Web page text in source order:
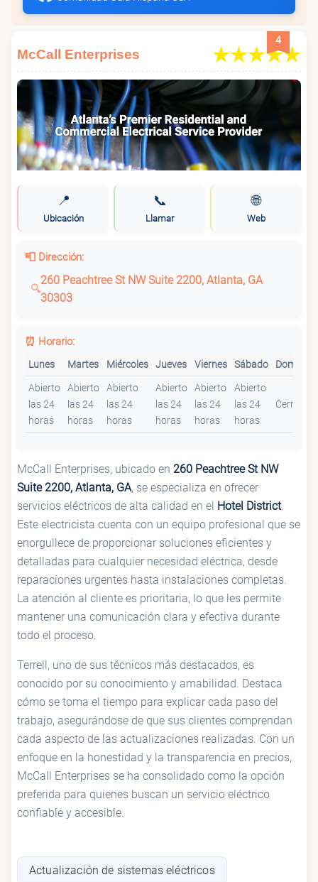
4
McCall Enterprises
📍
Ubicación
📞
Llamar
🌐
Web
📮 Dirección:
260 Peachtree St NW Suite 2200, Atlanta, GA
30303
⏰ Horario:
Lunes Martes Miércoles Jueves Viernes Sábado Domingo
Abierto
las 24
horas
Abierto
las 24
horas
Abierto
las 24
horas
Abierto
las 24
horas
Abierto
las 24
horas
Abierto
las 24
horas
Cerrado
McCall Enterprises, ubicado en 260 Peachtree St NW
Suite 2200, Atlanta, GA, se especializa en ofrecer
servicios eléctricos de alta calidad en el Hotel District.
Este electricista cuenta con un equipo profesional que se
enorgullece de proporcionar soluciones eficientes y
detalladas para cualquier necesidad eléctrica, desde
reparaciones urgentes hasta instalaciones completas.
La atención al cliente es prioritaria, lo que les permite
mantener una comunicación clara y efectiva durante
todo el proceso.
Terrell, uno de sus técnicos más destacados, es
conocido por su conocimiento y amabilidad. Destaca
cómo se toma el tiempo para explicar cada paso del
trabajo, asegurándose de que sus clientes comprendan
cada aspecto de las actualizaciones realizadas. Con un
enfoque en la honestidad y la transparencia en precios,
McCall Enterprises se ha consolidado como la opción
preferida para quienes buscan un servicio eléctrico
confiable y accesible.
Actualización de sistemas eléctricos